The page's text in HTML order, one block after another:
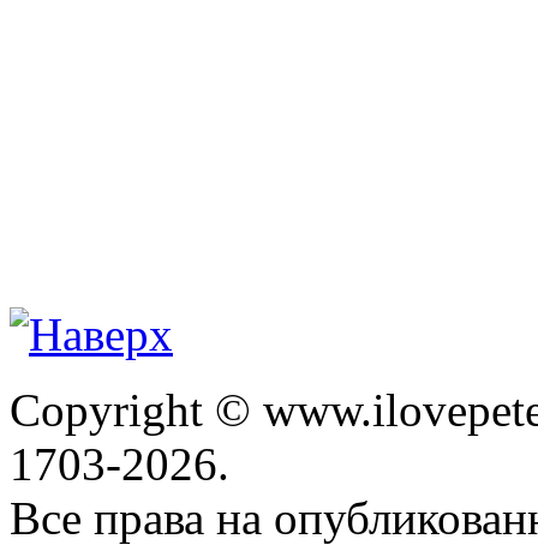
Copyright ©
1703-2026.
Все права на